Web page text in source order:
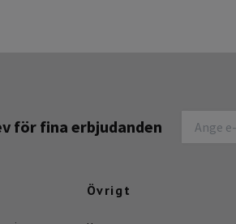
för fina erbjudanden
Övrigt